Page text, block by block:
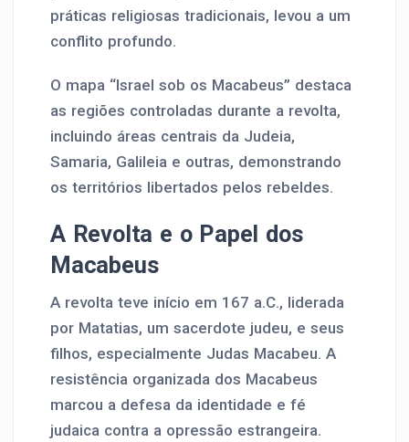
práticas religiosas tradicionais, levou a um
conflito profundo.
O mapa “Israel sob os Macabeus” destaca
as regiões controladas durante a revolta,
incluindo áreas centrais da Judeia,
Samaria, Galileia e outras, demonstrando
os territórios libertados pelos rebeldes.
A Revolta e o Papel dos
Macabeus
A revolta teve início em 167 a.C., liderada
por Matatias, um sacerdote judeu, e seus
filhos, especialmente Judas Macabeu. A
resistência organizada dos Macabeus
marcou a defesa da identidade e fé
judaica contra a opressão estrangeira.